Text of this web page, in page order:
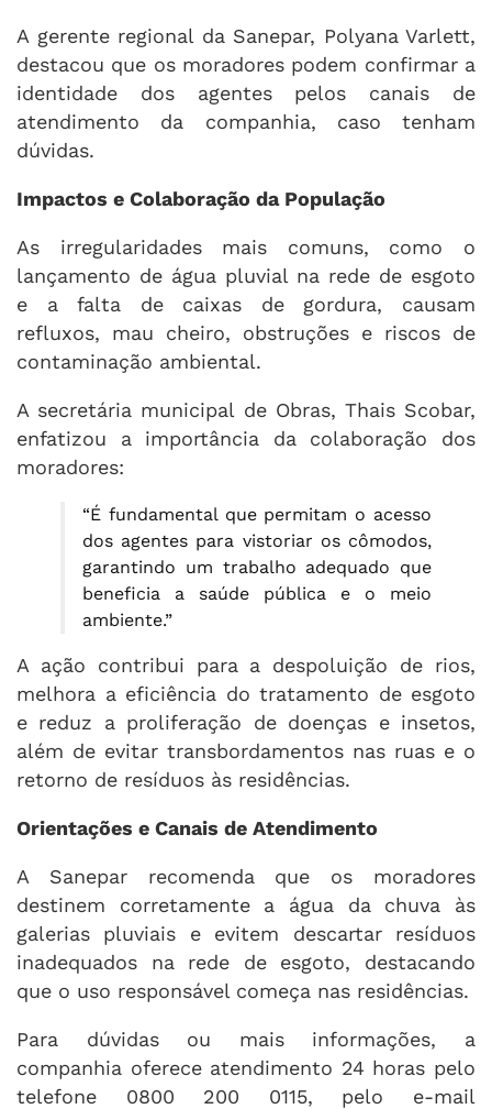
A gerente regional da Sanepar, Polyana Varlett,
destacou que os moradores podem confirmar a
identidade dos agentes pelos canais de
atendimento da companhia, caso tenham
dúvidas.
Impactos e Colaboração da População
As irregularidades mais comuns, como o
lançamento de água pluvial na rede de esgoto
e a falta de caixas de gordura, causam
refluxos, mau cheiro, obstruções e riscos de
contaminação ambiental.
A secretária municipal de Obras, Thais Scobar,
enfatizou a importância da colaboração dos
moradores:
“É fundamental que permitam o acesso
dos agentes para vistoriar os cômodos,
garantindo um trabalho adequado que
beneficia a saúde pública e o meio
ambiente.”
A ação contribui para a despoluição de rios,
melhora a eficiência do tratamento de esgoto
e reduz a proliferação de doenças e insetos,
além de evitar transbordamentos nas ruas e o
retorno de resíduos às residências.
Orientações e Canais de Atendimento
A Sanepar recomenda que os moradores
destinem corretamente a água da chuva às
galerias pluviais e evitem descartar resíduos
inadequados na rede de esgoto, destacando
que o uso responsável começa nas residências.
Para dúvidas ou mais informações, a
companhia oferece atendimento 24 horas pelo
telefone 0800 200 0115, pelo e-mail